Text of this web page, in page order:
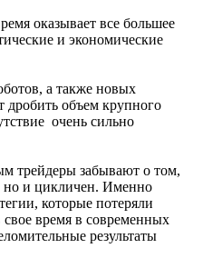
оказывает все большее
и экономические
а также новых
дробить объем крупного
очень сильно
трейдеры забывают о том,
но и цикличен. Именно
которые потеряли
свое время в современных
результаты